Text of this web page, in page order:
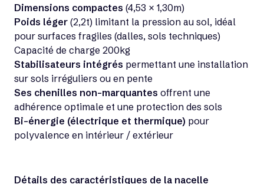
Dimensions compactes (4,53 × 1,30m)
Poids léger (2,2t) limitant la pression au sol, idéal
pour surfaces fragiles (dalles, sols techniques)
Capacité de charge 200kg
Stabilisateurs intégrés permettant une installation
sur sols irréguliers ou en pente
Ses chenilles non-marquantes offrent une
adhérence optimale et une protection des sols
Bi-énergie (électrique et thermique) pour
polyvalence en intérieur / extérieur
Détails des caractéristiques de la nacelle